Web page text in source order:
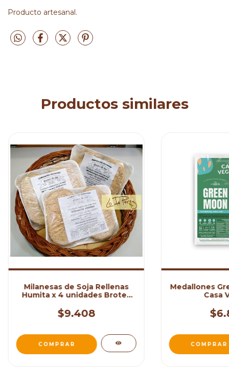
Producto artesanal.
Productos similares
Milanesas de Soja Rellenas
Humita x 4 unidades Brotes
$9.408
Medallones
Casa